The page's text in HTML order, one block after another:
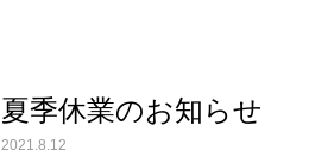
夏季休業のお知らせ
2021.8.12